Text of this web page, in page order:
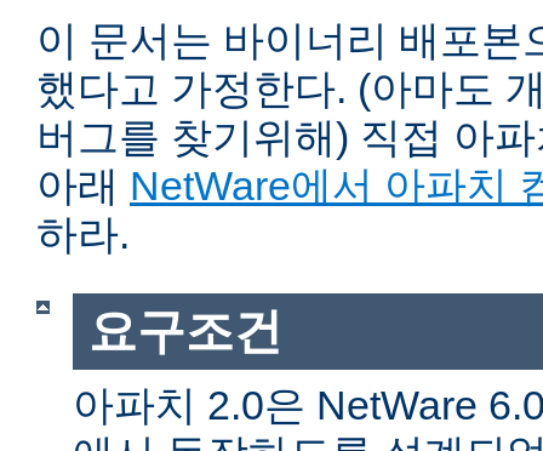
이 문서는 바이너리 배포본
했다고 가정한다. (아마도
버그를 찾기위해) 직접 아
아래 NetWare에서 아파치
하라.
요구조건
아파치 2.0은 NetWare